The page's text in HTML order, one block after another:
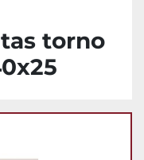
torno